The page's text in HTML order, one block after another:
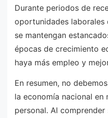
Durante periodos de
oportunidades laborales
se mantengan
épocas de crecimiento
haya más empleo y
En resumen, no
la economía nacional en
personal. Al